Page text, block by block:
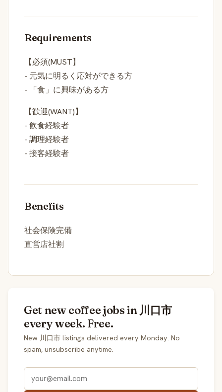
Requirements
【必須(MUST】
- 元気に明るく応対ができる方
- 「食」に興味がある方
【歓迎(WANT)】
- 飲食経験者
- 調理経験者
- 接客経験者
Benefits
社会保険完備
直営店社割
Get new coffee jobs in 川口市
every week. Free.
New 川口市 listings delivered every Monday. No
spam, unsubscribe anytime.